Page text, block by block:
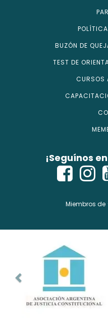
BUZÓN DE
TEST DE
CURSOS
¡Seguínos
Miembros de
Copyright © 2026 -
ISE CURSOS® es marca
Propiedad Industrial Ref